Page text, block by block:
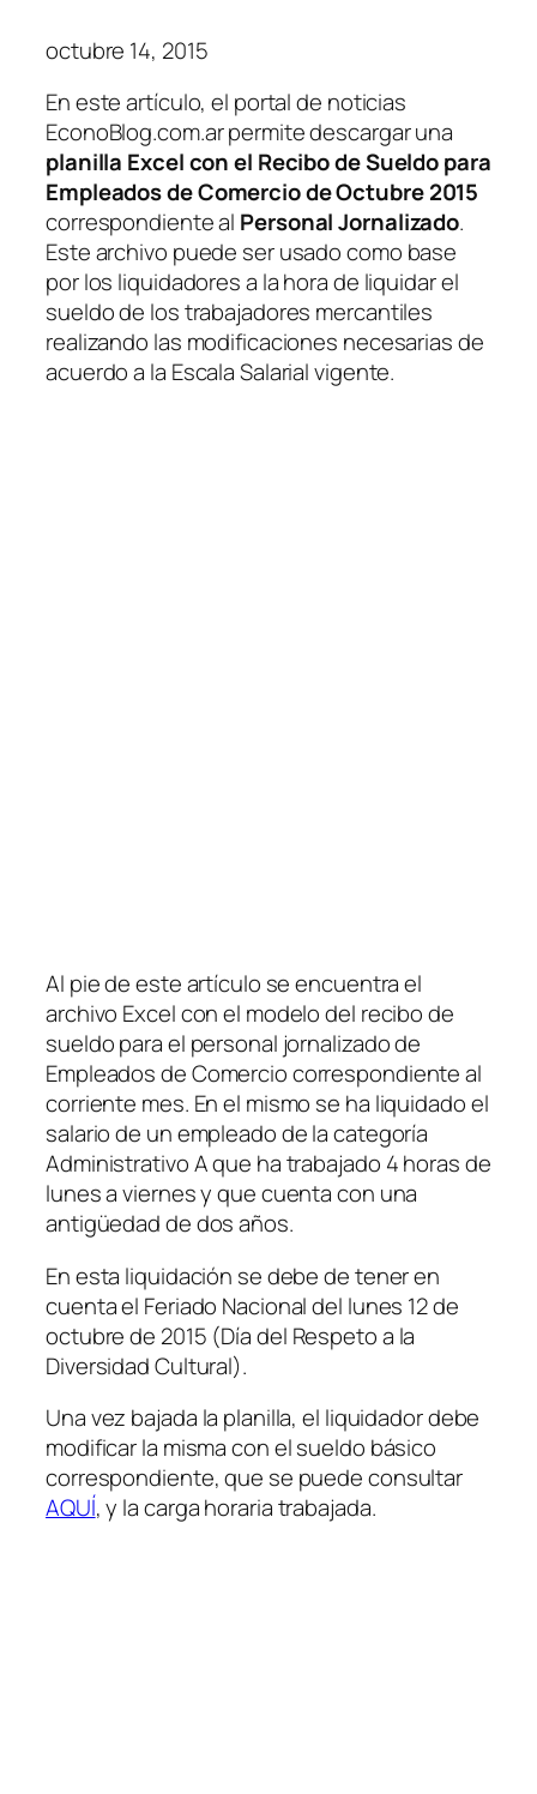
octubre 14, 2015
En este artículo, el portal de noticias
EconoBlog.com.ar permite descargar una
planilla Excel con el Recibo de Sueldo para
Empleados de Comercio de Octubre 2015
correspondiente al Personal Jornalizado.
Este archivo puede ser usado como base
por los liquidadores a la hora de liquidar el
sueldo de los trabajadores mercantiles
realizando las modificaciones necesarias de
acuerdo a la Escala Salarial vigente.
Al pie de este artículo se encuentra el
archivo Excel con el modelo del recibo de
sueldo para el personal jornalizado de
Empleados de Comercio correspondiente al
corriente mes. En el mismo se ha liquidado el
salario de un empleado de la categoría
Administrativo A que ha trabajado 4 horas de
lunes a viernes y que cuenta con una
antigüedad de dos años.
En esta liquidación se debe de tener en
cuenta el Feriado Nacional del lunes 12 de
octubre de 2015 (Día del Respeto a la
Diversidad Cultural).
Una vez bajada la planilla, el liquidador debe
modificar la misma con el sueldo básico
correspondiente, que se puede consultar
AQUÍ, y la carga horaria trabajada.